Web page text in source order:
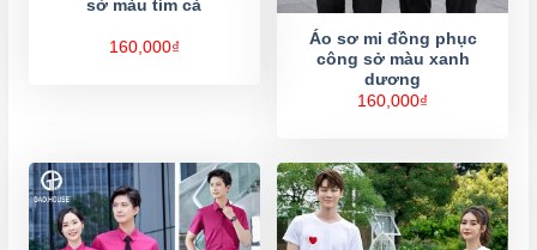
sở màu tím cà
160,000₫
Áo sơ mi đồng phục
công sở màu xanh
dương
160,000₫